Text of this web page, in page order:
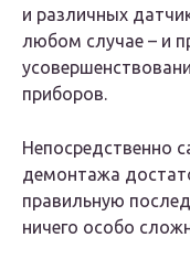
и различных
любом случае – и
приборов.
Непосредственно
демонтажа
правильную
ничего особо